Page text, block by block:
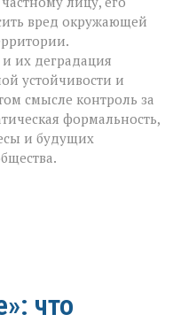
вред окружающей
их деградация
устойчивости и
смысле контроль за
формальность,
и будущих
что